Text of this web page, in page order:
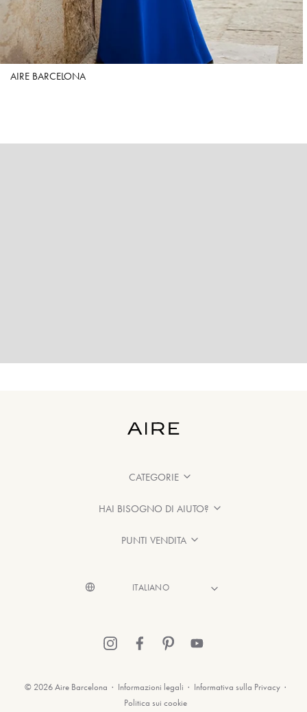
AIRE BARCELONA
CATEGORIE
HAI BISOGNO DI AIUTO?
PUNTI VENDITA
© 2026 Aire Barcelona · Informazioni legali · Informativa sulla Privacy ·
Politica sui cookie